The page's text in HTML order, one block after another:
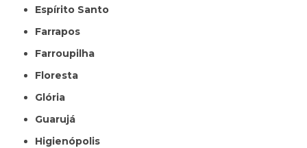
Espírito Santo
Farrapos
Farroupilha
Floresta
Glória
Guarujá
Higienópolis